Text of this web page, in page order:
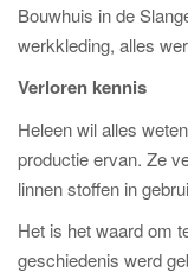
Bouwhuis in de
werkkleding, alles
Verloren kennis
Heleen wil alles
productie ervan. Ze
linnen stoffen in
Het is het waard om
geschiedenis werd